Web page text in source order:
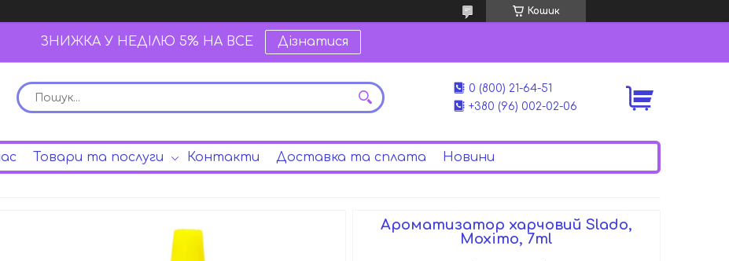
Кошик
ЗНИЖКА У НЕДІЛЮ 5% НА ВСЕ Дізнатися
0 (800) 21-64-51
+380 (96) 002-02-06
Товари та послуги Контакти Доставка та сплата Новини
Ароматизатор харчовий Slado,
Mохіто, 7ml